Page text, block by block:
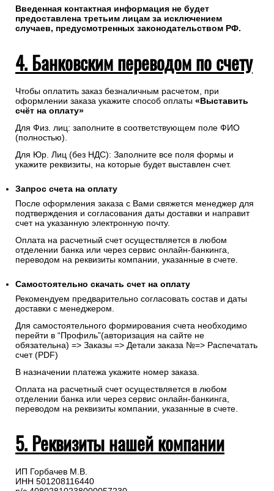
Введенная контактная информация не будет
предоставлена третьим лицам за исключением
случаев, предусмотренных законодательством РФ.
4. Банковским переводом по счету
Чтобы оплатить заказ безналичным расчетом, при
оформлении заказа укажите способ оплаты «Выставить
счёт на оплату»
Для Физ. лиц: заполните в соответствующем поле ФИО
(полностью).
Для Юр. Лиц (без НДС): Заполните все поля формы и
укажите реквизиты, на которые будет выставлен счет.
Запрос счета на оплату
После оформления заказа с Вами свяжется менеджер для
подтверждения и согласования даты доставки и направит
счет на указанную электронную почту.
Оплата на расчетный счет осуществляется в любом
отделении банка или через сервис онлайн-банкинга,
переводом на реквизиты компании, указанные в счете.
Самостоятельно скачать счет на оплату
Рекомендуем предварительно согласовать состав и даты
доставки с менеджером.
Для самостоятельного формирования счета необходимо
перейти в “Профиль”(авторизация на сайте не
обязательна) => Заказы => Детали заказа №=> Распечатать
счет (PDF)
В назначении платежа укажите номер заказа.
Оплата на расчетный счет осуществляется в любом
отделении банка или через сервис онлайн-банкинга,
переводом на реквизиты компании, указанные в счете.
5. Реквизиты нашей компании
ИП Горбачев М.В.
ИНН 501208116440